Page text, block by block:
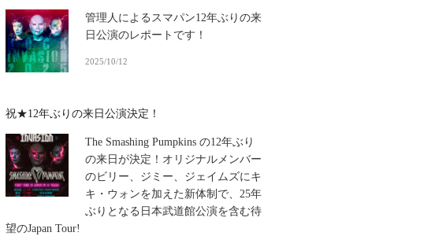
管理人によるスマパン12年ぶりの来
日公演のレポートです！
2025/10/12
祝★12年ぶりの来日公演決定！
The Smashing Pumpkins の12年ぶり
の来日が決定！オリジナルメンバー
のビリー、ジミー、ジェイムズにキ
キ・ウォンを加えた新体制で、25年
ぶりとなる日本武道館公演を含む待
望のJapan Tour!